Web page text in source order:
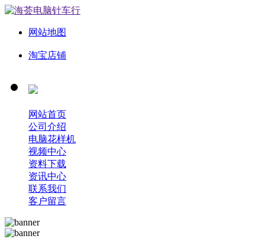
网站地图
淘宝店铺
网站首页
公司介绍
电脑花样机
视频中心
资料下载
资讯中心
联系我们
客户留言